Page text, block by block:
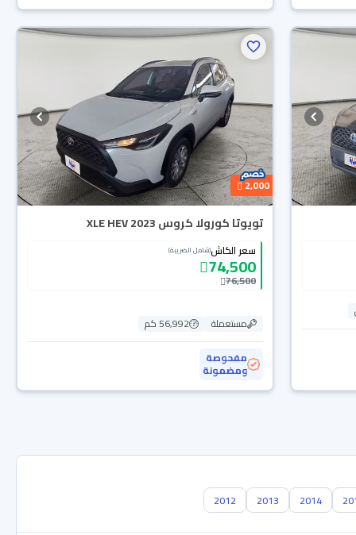
2,000
تويوتا كورولا كروس XLE HEV 2023
سعر الكاش(شامل الضريبة)
74,500
76,500
مستعملة
56,992 كم
مفحوصة
ومضمونة
2014
2013
2012